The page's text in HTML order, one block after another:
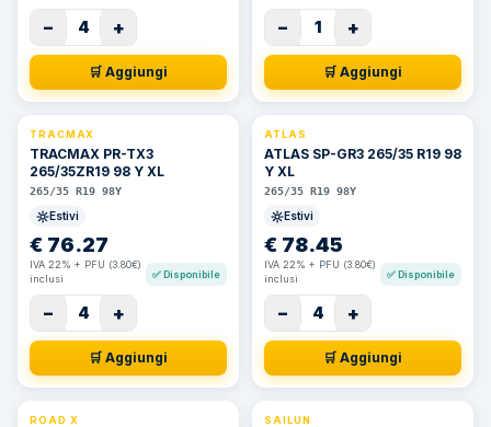
− 4 +
🛒 Aggiungi
− 1 +
🛒 Aggiungi
TRACMAX
TRACMAX PR-TX3
265/35ZR19 98 Y XL
265/35 R19 98Y
Estivi
€ 76.27
IVA 22% + PFU (3.80€)
inclusi
✅Disponibile
− 4 +
🛒 Aggiungi
ATLAS
ATLAS SP-GR3 265/35 R19 98
Y XL
265/35 R19 98Y
Estivi
€ 78.45
IVA 22% + PFU (3.80€)
inclusi
✅Disponibile
− 4 +
🛒 Aggiungi
ROAD X SAILUN